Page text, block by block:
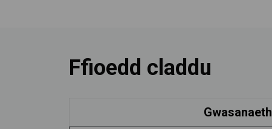
Ffioedd claddu
Gwasanaeth